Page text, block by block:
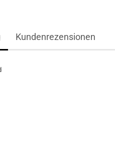
Kundenrezensionen